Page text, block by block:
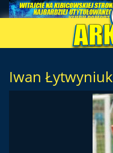
Iwan Łytwyniuk